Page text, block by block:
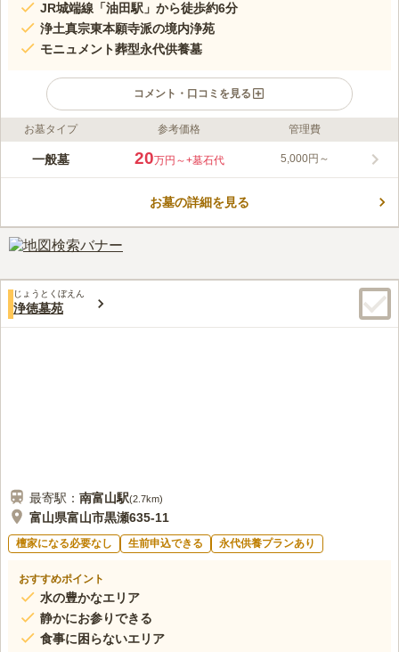
JR城端線「油田駅」から徒歩約6分
浄土真宗東本願寺派の境内浄苑
モニュメント葬型永代供養墓
コメント・口コミを見る
ライフドット編集部のコメント
国道156号線と坪野小矢部線が交差する場所にある境内浄苑で
車でのお参りも便利な好立地です。 都市型霊園で段差が少ない
きます。
口コミ評価
お墓タイプ 参考価格 管理費
一般墓 20万円～+墓石代 5,000円～
お墓の詳細を見る
じょうとくぼえん
浄徳墓苑
最寄駅： 南富山駅(2.7km)
富山県富山市黒瀬635-11
檀家になる必要なし 生前申込できる 永代供養プランあり
おすすめポイント
水の豊かなエリア
静かにお参りできる
食事に困らないエリア